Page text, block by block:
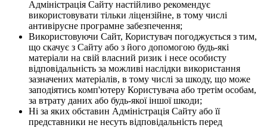
Адміністрація Сайту настійливо рекомендує
використовувати тільки ліцензійне, в тому числі
антивірусне програмне забезпечення;
Використовуючи Сайт, Користувач погоджується з тим,
що скачує з Сайту або з його допомогою будь-які
матеріали на свій власний ризик і несе особисту
відповідальність за можливі наслідки використання
зазначених матеріалів, в тому числі за шкоду, що може
заподіятись комп'ютеру Користувача або третім особам,
за втрату даних або будь-якої іншої шкоди;
Ні за яких обставин Адміністрація Сайту або її
представники не несуть відповідальність перед